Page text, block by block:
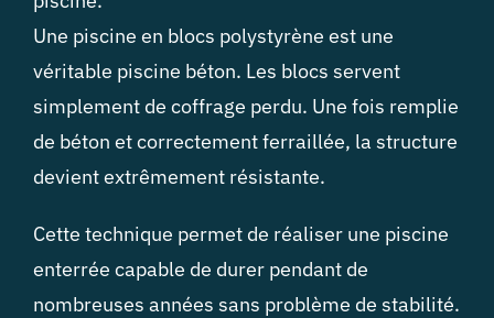
Une piscine en blocs polystyrène est une
véritable piscine béton. Les blocs servent
simplement de coffrage perdu. Une fois remplie
de béton et correctement ferraillée, la structure
devient extrêmement résistante.
Cette technique permet de réaliser une piscine
enterrée capable de durer pendant de
nombreuses années sans problème de stabilité.